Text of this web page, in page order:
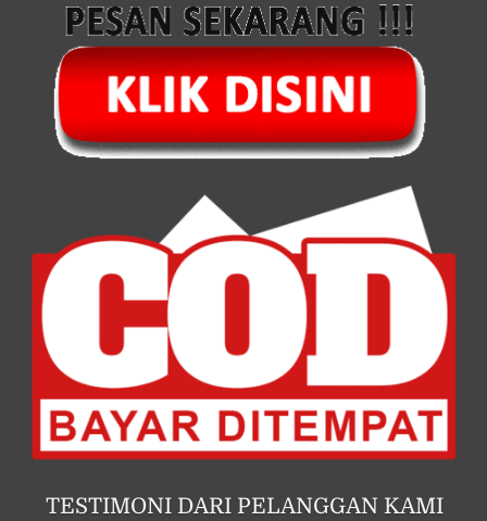
TESTIMONI DARI PELANGGAN KAMI